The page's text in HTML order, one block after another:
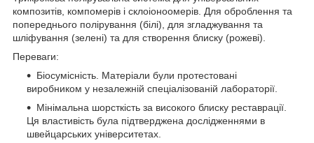
композитів, компомерів і склоіоноомерів. Для оброблення та
попереднього полірування (білі), для згладжування та
шліфування (зелені) та для створення блиску (рожеві).
Переваги:
Біосумісність. Матеріали були протестовані
виробником у незалежній спеціалізованій лабораторії.
Мінімальна шорсткість за високого блиску реставрації.
Ця властивість була підтверджена дослідженнями в
швейцарських університетах.